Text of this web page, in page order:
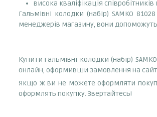
висока кваліфікація
Гальмівні колодки (набір) SAMKO
менеджерів магазину, вони
Купити гальмівні колодки (набір)
онлайн, оформивши замовлення на
Якщо ж ви не можете оформляти
оформлять покупку. Звертайтесь!